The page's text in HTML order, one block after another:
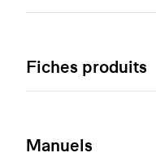
Fiches produits
Manuels